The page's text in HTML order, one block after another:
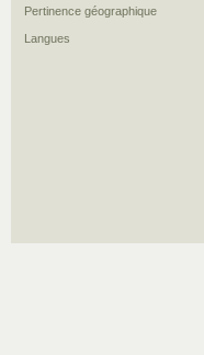
Pertinence géographique
Langues